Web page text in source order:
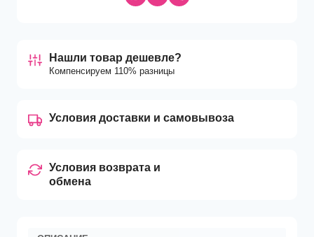
Нашли товар дешевле?
Компенсируем 110% разницы
Условия доставки и самовывоза
Условия возврата и
обмена